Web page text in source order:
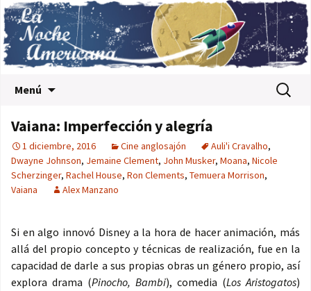
Menú Buscar:
Vaiana: Imperfección y alegría
1 diciembre, 2016 Cine anglosajón Auli'i Cravalho,
Dwayne Johnson, Jemaine Clement, John Musker, Moana, Nicole
Scherzinger, Rachel House, Ron Clements, Temuera Morrison,
Vaiana
Alex Manzano
Si en algo innovó Disney a la hora de hacer animación, más
allá del propio concepto y técnicas de realización, fue en la
capacidad de darle a sus propias obras un género propio, así
explora drama (Pinocho, Bambi), comedia (Los Aristogatos)